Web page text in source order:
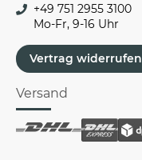
+49 751 2955 3100
Mo-Fr, 9-16 Uhr
Vertrag widerrufen
Versand